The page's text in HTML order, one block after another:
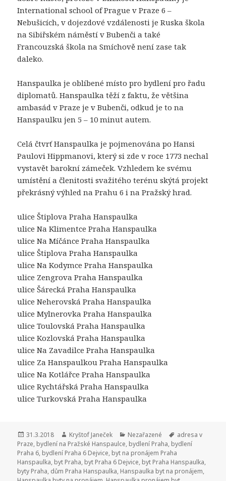
International school of Prague v Praze 6 –
Nebušicích, v dojezdové vzdálenosti je Ruska škola
na Sibiřském náměstí v Bubenči a také
Francouzská škola na Smíchově není zase tak
daleko.
Hanspaulka je oblíbené místo pro bydlení pro řadu
diplomatů. Hanspaulka těží z faktu, že většina
ambasád v Praze je v Bubenči, odkud je to na
Hanspaulku jen 5 – 10 minut autem.
Celá čtvrť Hanspaulka je pojmenována po Hansi
Paulovi Hippmanovi, který si zde v roce 1773 nechal
vystavět barokní zámeček. Vzhledem ke svému
umístění a členitosti svažitého terénu skýtá projekt
překrásný výhled na Prahu 6 i na Pražský hrad.
ulice Štiplova Praha Hanspaulka
ulice Na Klimentce Praha Hanspaulka
ulice Na Míčánce Praha Hanspaulka
ulice Štiplova Praha Hanspaulka
ulice Na Kodymce Praha Hanspaulka
ulice Zengrova Praha Hanspaulka
ulice Šárecká Praha Hanspaulka
ulice Neherovská Praha Hanspaulka
ulice Mylnerovka Praha Hanspaulka
ulice Toulovská Praha Hanspaulka
ulice Kozlovská Praha Hanspaulka
ulice Na Zavadilce Praha Hanspaulka
ulice Za Hanspaulkou Praha Hanspaulka
ulice Na Kotlářce Praha Hanspaulka
ulice Rychtářská Praha Hanspaulka
ulice Turkovská Praha Hanspaulka
Publikováno:
31.3.2018 Autor:
Kryštof Janeček Rubriky:
Nezařazené Štítky:
adresa v
Praze, bydlení na Pražské Hanspaulce, bydlení Praha, bydlení
Praha 6, bydlení Praha 6 Dejvice, byt na pronájem Praha
Hanspaulka, byt Praha, byt Praha 6 Dejvice, byt Praha Hanspaulka,
byty Praha, dům Praha Hanspaulka, Hanspaulka byt na pronájem,